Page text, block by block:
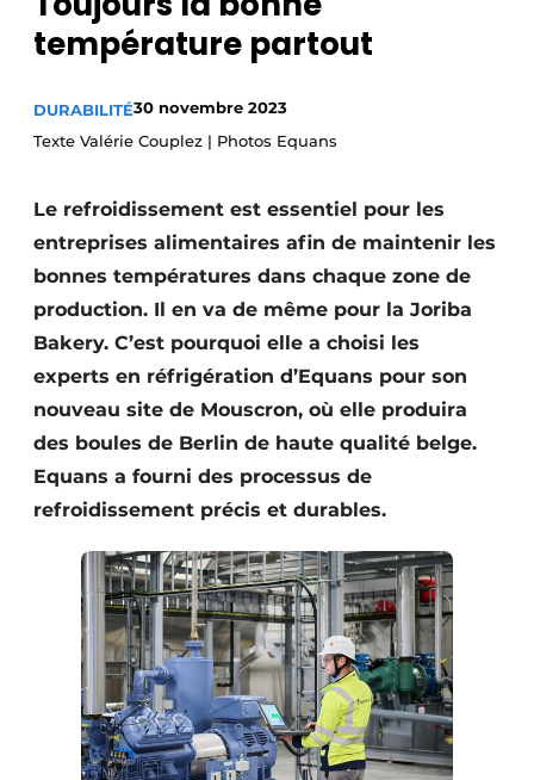
S’inscrire
Termes et conditions
Video’s
température partout
DURABILITÉ30 novembre 2023
Texte Valérie Couplez | Photos Equans
Le refroidissement est essentiel pour les
entreprises alimentaires afin de maintenir les
bonnes températures dans chaque zone de
production. Il en va de même pour la Joriba
Bakery. C’est pourquoi elle a choisi les
experts en réfrigération d’Equans pour son
nouveau site de Mouscron, où elle produira
des boules de Berlin de haute qualité belge.
Equans a fourni des processus de
refroidissement précis et durables.